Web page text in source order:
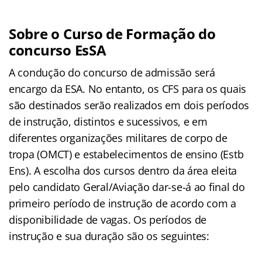
Sobre o Curso de Formação do
concurso EsSA
A condução do concurso de admissão será
encargo da ESA. No entanto, os CFS para os quais
são destinados serão realizados em dois períodos
de instrução, distintos e sucessivos, e em
diferentes organizações militares de corpo de
tropa (OMCT) e estabelecimentos de ensino (Estb
Ens). A escolha dos cursos dentro da área eleita
pelo candidato Geral/Aviação dar-se-á ao final do
primeiro período de instrução de acordo com a
disponibilidade de vagas. Os períodos de
instrução e sua duração são os seguintes: